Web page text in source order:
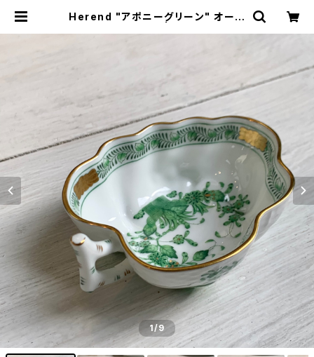
Herend "アポニーグリーン" オープ
1/9